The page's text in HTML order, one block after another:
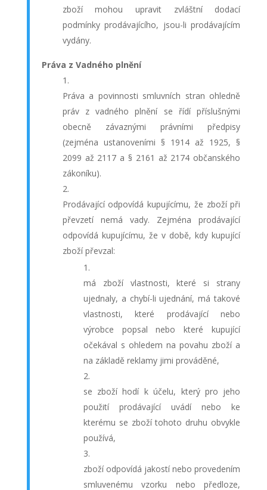
zboží mohou upravit zvláštní dodací
podmínky prodávajícího, jsou-li prodávajícím
vydány.
Práva z Vadného plnění
Práva a povinnosti smluvních stran ohledně
práv z vadného plnění se řídí příslušnými
obecně závaznými právními předpisy
(zejména ustanoveními § 1914 až 1925, §
2099 až 2117 a § 2161 až 2174 občanského
zákoníku).
Prodávající odpovídá kupujícímu, že zboží při
převzetí nemá vady. Zejména prodávající
odpovídá kupujícímu, že v době, kdy kupující
zboží převzal:
má zboží vlastnosti, které si strany
ujednaly, a chybí-li ujednání, má takové
vlastnosti, které prodávající nebo
výrobce popsal nebo které kupující
očekával s ohledem na povahu zboží a
na základě reklamy jimi prováděné,
se zboží hodí k účelu, který pro jeho
použití prodávající uvádí nebo ke
kterému se zboží tohoto druhu obvykle
používá,
zboží odpovídá jakostí nebo provedením
smluvenému vzorku nebo předloze,